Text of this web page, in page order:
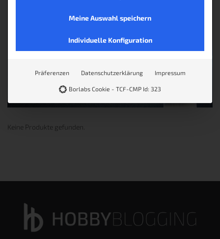
Keine Produkte gefunden.
Meine Auswahl speichern
Individuelle Konfiguration
Präferenzen Datenschutzerklärung Impressum
Borlabs Cookie - TCF-CMP Id: 323